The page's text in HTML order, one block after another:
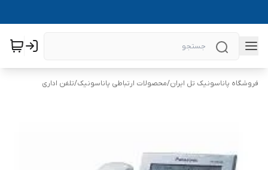
فروشگاه پاناسونیک تل ایران/محصولات ارتباطی پاناسونیک/تلفن اداری